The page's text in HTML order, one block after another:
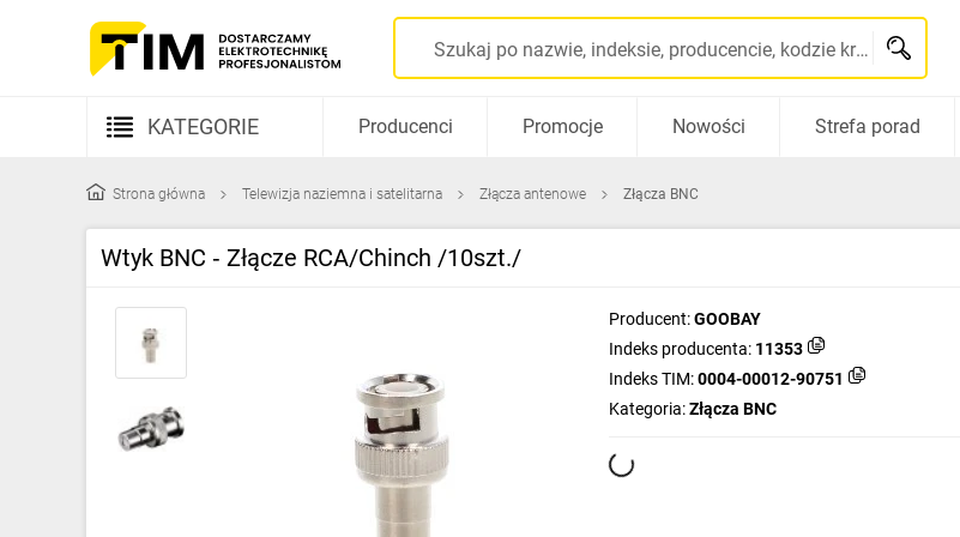
Szukaj po nazwie, indeksie, producencie, kodzie kreskowym...
KATEGORIE
Kable i przewody
Rozdzielnice i obudowy
Gniazda i łączniki
Producenci Promocje Nowości Strefa porad
Strona główna Telewizja naziemna i satelitarna Złącza antenowe Złącza BNC
Wtyk BNC ‑ Złącze RCA/Chinch /10szt./
Producent:GOOBAY
Indeks producenta: 11353
Indeks TIM:0004-00012-90751
Kategoria:Złącza BNC